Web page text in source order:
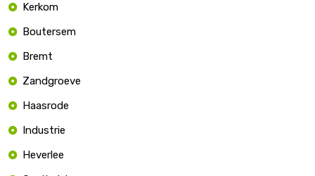
Kerkom
Boutersem
Bremt
Zandgroeve
Haasrode
Industrie
Heverlee